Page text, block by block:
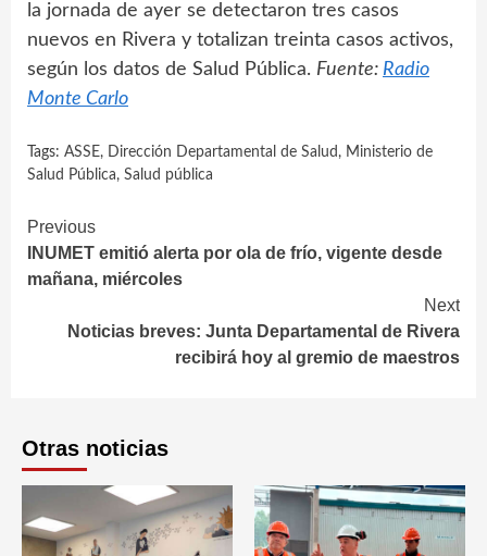
la jornada de ayer se detectaron tres casos
nuevos en Rivera y totalizan treinta casos activos,
según los datos de Salud Pública. Fuente: Radio
Monte Carlo
Tags: ASSE, Dirección Departamental de Salud , Ministerio de
Salud Pública, Salud pública
Continue
Reading
Previous
INUMET emitió alerta por ola de frío, vigente desde
mañana, miércoles
Next
Noticias breves: Junta Departamental de Rivera
recibirá hoy al gremio de maestros
Otras noticias